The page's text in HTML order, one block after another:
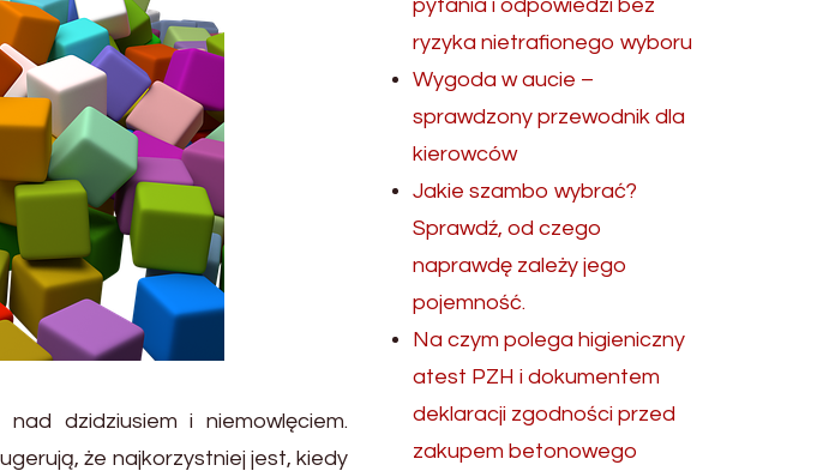
dzidziusiem i niemowlęciem.
że najkorzystniej jest, kiedy
pytania i odpowiedzi bez
ryzyka nietrafionego wyboru
Wygoda w aucie –
sprawdzony przewodnik dla
kierowców
Jakie szambo wybrać?
Sprawdź, od czego
naprawdę zależy jego
pojemność.
Na czym polega higieniczny
atest PZH i dokumentem
deklaracji zgodności przed
zakupem betonowego